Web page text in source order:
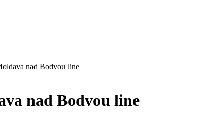
nad Bodvou line
nad Bodvou line